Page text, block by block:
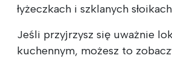
łyżeczkach i szklanych
Jeśli przyjrzysz się uważnie
kuchennym, możesz to